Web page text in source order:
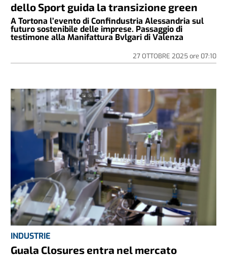
dello Sport guida la transizione green
A Tortona l’evento di Confindustria Alessandria sul
futuro sostenibile delle imprese. Passaggio di
testimone alla Manifattura Bvlgari di Valenza
27 OTTOBRE 2025ore 07:10
INDUSTRIE
Guala Closures entra nel mercato